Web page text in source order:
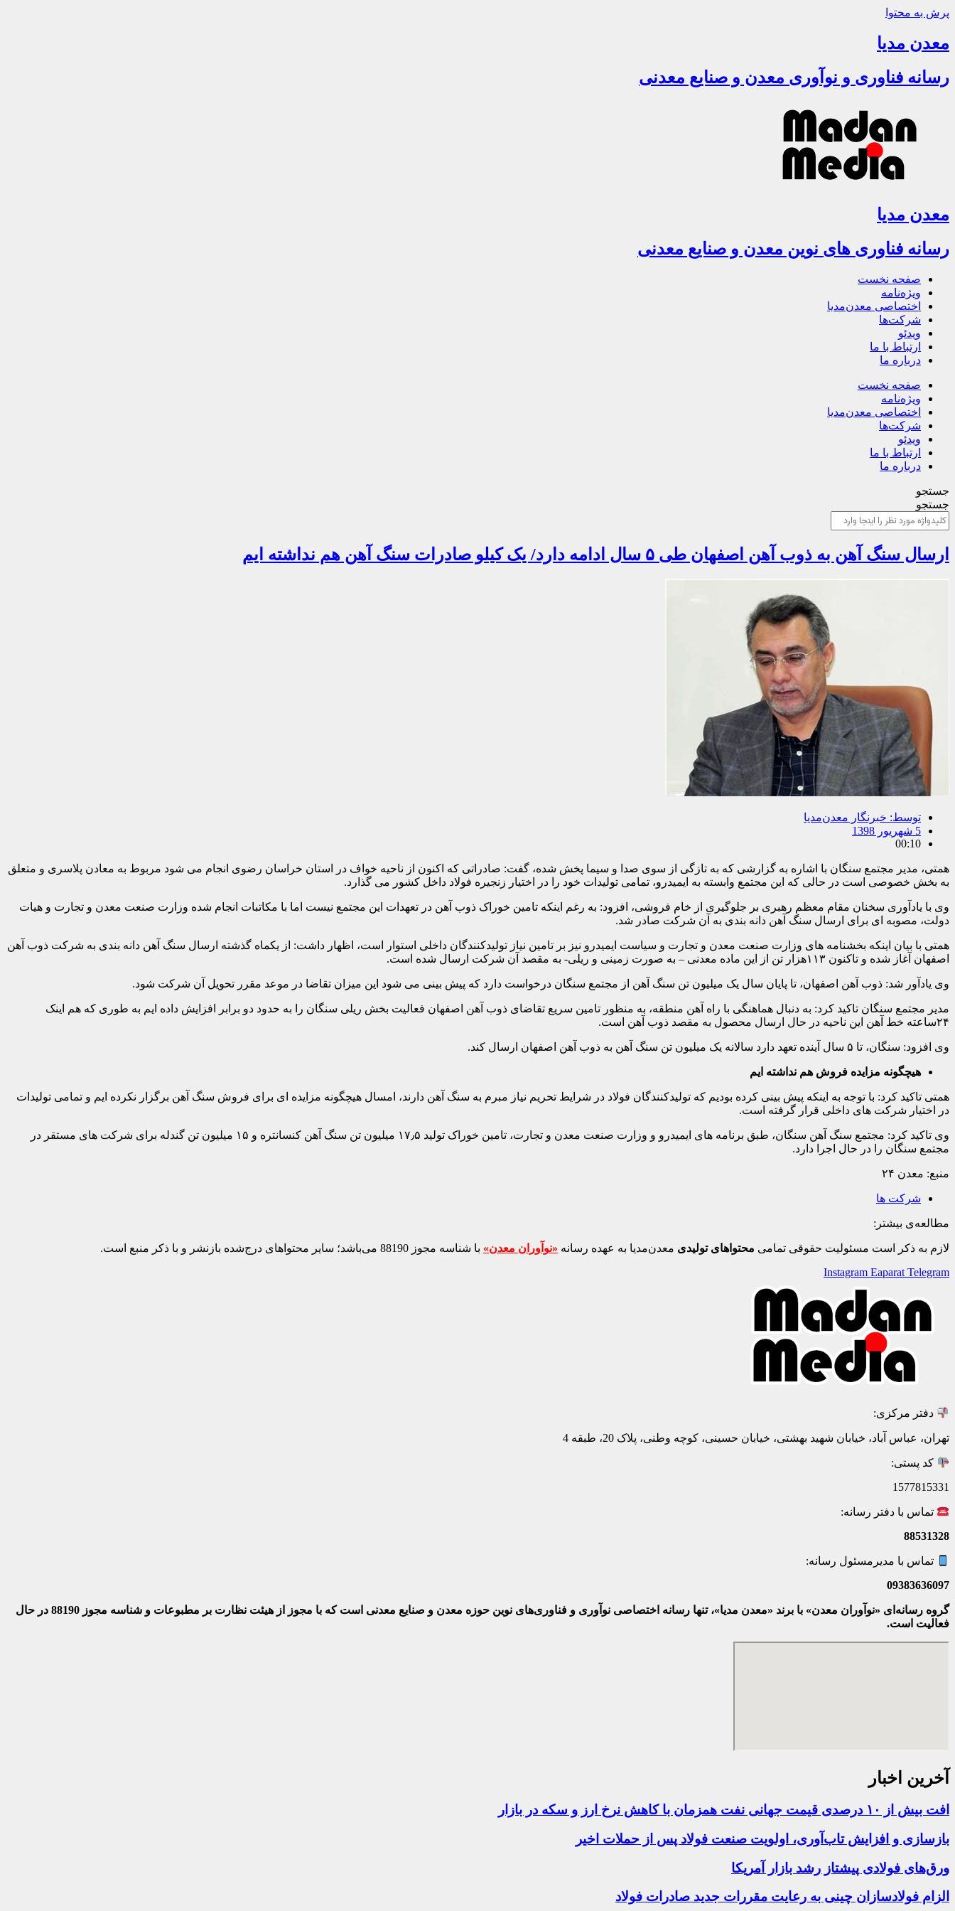
پرش به محتوا
معدن مدیا
رسانه فناوری و نوآوری معدن و صنایع معدنی
معدن مدیا
رسانه فناوری های نوین معدن و صنایع معدنی
صفحه نخست
ویژه‌نامه
اختصاصی معدن‌مدیا
شرکت‌ها
ویدئو
ارتباط با ما
درباره ما
صفحه نخست
ویژه‌نامه
اختصاصی معدن‌مدیا
شرکت‌ها
ویدئو
ارتباط با ما
درباره ما
جستجو
جستجو
ارسال سنگ آهن به ذوب آهن اصفهان طی ۵ سال ادامه دارد/ یک کیلو صادرات سنگ آهن هم نداشته ایم
توسط: خبرنگار معدن‌مدیا
5 شهریور 1398
00:10
همتی، مدیر مجتمع سنگان با اشاره به گزارشی که به تازگی از سوی صدا و سیما پخش شده، گفت: صادراتی که اکنون از ناحیه خواف در استان خراسان رضوی انجام می شود مربوط به معادن پلاسری و متعلق
به بخش خصوصی است در حالی که این مجتمع وابسته به ایمیدرو، تمامی تولیدات خود را در اختیار زنجیره فولاد داخل کشور می گذارد.
وی با یادآوری سخنان مقام معظم رهبری بر جلوگیری از خام فروشی، افزود: به رغم اینکه تامین خوراک ذوب آهن در تعهدات این مجتمع نیست اما با مکاتبات انجام شده وزارت صنعت معدن و تجارت و هیات
دولت،‌ مصوبه ای برای ارسال سنگ آهن دانه بندی به آن شرکت صادر شد.
همتی با بیان اینکه بخشنامه های وزارت صنعت معدن و تجارت و سیاست ایمیدرو نیز بر تامین نیاز تولیدکنندگان داخلی استوار است، اظهار داشت: از یکماه گذشته ارسال سنگ آهن دانه بندی به شرکت ذوب آهن
اصفهان آغاز شده و تاکنون ۱۱۳هزار تن از این ماده معدنی – به صورت زمینی و ریلی- به مقصد آن شرکت ارسال شده است.
وی یادآور شد: ذوب آهن اصفهان، تا پایان سال یک میلیون تن سنگ آهن از مجتمع سنگان درخواست دارد که پیش بینی می شود این میزان تقاضا در موعد مقرر تحویل آن شرکت شود.
مدیر مجتمع سنگان تاکید کرد: به دنبال هماهنگی با راه آهن منطقه، به منظور تامین سریع تقاضای ذوب آهن اصفهان فعالیت بخش ریلی سنگان را به حدود دو برابر افزایش داده ایم به طوری که هم اینک
۲۴ساعته خط آهن این ناحیه در حال ارسال محصول به مقصد ذوب آهن است.
وی افزود: سنگان، تا ۵ سال آینده تعهد دارد سالانه یک میلیون تن سنگ آهن به ذوب آهن اصفهان ارسال کند.
هیچگونه مزایده فروش هم نداشته ایم
همتی تاکید کرد: با توجه به اینکه پیش بینی کرده بودیم که تولیدکنندگان فولاد در شرایط تحریم نیاز مبرم به سنگ آهن دارند، امسال هیچگونه مزایده ای برای فروش سنگ آهن برگزار نکرده ایم و تمامی تولیدات
در اختیار شرکت های داخلی قرار گرفته است.
وی تاکید کرد: مجتمع سنگ آهن سنگان، طبق برنامه های ایمیدرو و وزارت صنعت معدن و تجارت، تامین خوراک تولید ۱۷٫۵ میلیون تن سنگ آهن کنسانتره و ۱۵ میلیون تن گندله برای شرکت های مستقر در
مجتمع سنگان را در حال اجرا دارد. ‌
منبع: معدن ۲۴
شرکت ها
مطالعه‌ی بیشتر:
لازم به ذکر است مسئولیت حقوقی تمامی محتواهای تولیدی معدن‌مدیا به عهده رسانه «نوآوران معدن» با شناسه مجوز 88190 می‌باشد؛ سایر محتواهای درج‌شده بازنشر و با ذکر منبع است.
Instagram Eaparat Telegram
دفتر مرکزی:
تهران، عباس آباد، خیابان شهید بهشتی، خیابان حسینی، کوچه وطنی، پلاک 20، طبقه 4
کد پستی:
1577815331
تماس با دفتر رسانه:
88531328
تماس با مدیرمسئول رسانه:
09383636097
گروه رسانه‌ای «نوآوران معدن» با برند «معدن مدیا»، تنها رسانه اختصاصی نوآوری و فناوری‌های نوین حوزه معدن و صنایع معدنی‌ است که با مجوز از هیئت نظارت بر مطبوعات
و شناسه مجوز 88190 در حال
فعالیت است.
آخرین اخبار
افت بیش از ۱۰ درصدی قیمت جهانی نفت همزمان با کاهش نرخ ارز و سکه در بازار
بازسازی و افزایش تاب‌آوری، اولویت صنعت فولاد پس از حملات اخیر
ورق‌های فولادی پیشتاز رشد بازار آمریکا
الزام فولادسازان چینی به رعایت مقررات جدید صادرات فولاد